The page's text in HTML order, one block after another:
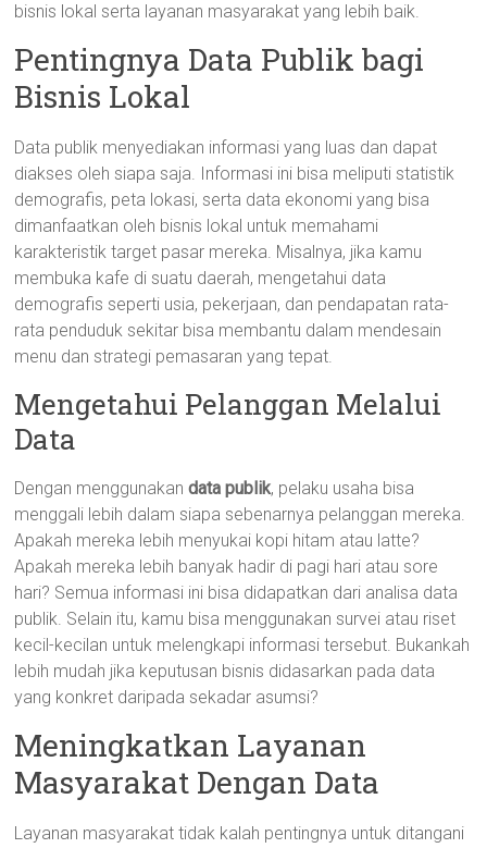
bisnis lokal serta layanan masyarakat yang lebih baik.
Pentingnya Data Publik bagi
Bisnis Lokal
Data publik menyediakan informasi yang luas dan dapat
diakses oleh siapa saja. Informasi ini bisa meliputi statistik
demografis, peta lokasi, serta data ekonomi yang bisa
dimanfaatkan oleh bisnis lokal untuk memahami
karakteristik target pasar mereka. Misalnya, jika kamu
membuka kafe di suatu daerah, mengetahui data
demografis seperti usia, pekerjaan, dan pendapatan rata-
rata penduduk sekitar bisa membantu dalam mendesain
menu dan strategi pemasaran yang tepat.
Mengetahui Pelanggan Melalui
Data
Dengan menggunakandata publik, pelaku usaha bisa
menggali lebih dalam siapa sebenarnya pelanggan mereka.
Apakah mereka lebih menyukai kopi hitam atau latte?
Apakah mereka lebih banyak hadir di pagi hari atau sore
hari? Semua informasi ini bisa didapatkan dari analisa data
publik. Selain itu, kamu bisa menggunakan survei atau riset
kecil-kecilan untuk melengkapi informasi tersebut. Bukankah
lebih mudah jika keputusan bisnis didasarkan pada data
yang konkret daripada sekadar asumsi?
Meningkatkan Layanan
Masyarakat Dengan Data
Layanan masyarakat tidak kalah pentingnya untuk ditangani